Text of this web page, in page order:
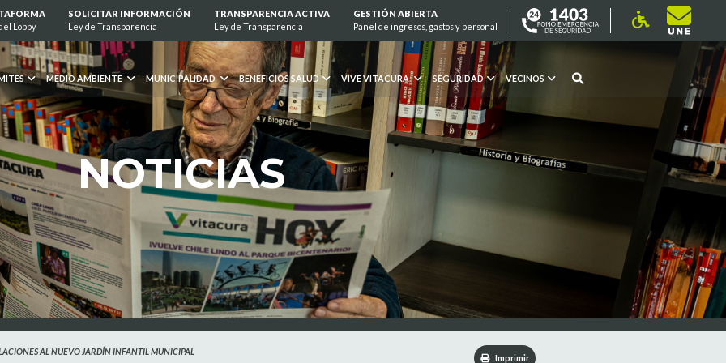
Lobby
SOLICITAR INFORMACIÓN
Ley de Transparencia
TRANSPARENCIA ACTIVA
Ley de Transparencia
GESTIÓN ABIERTA
Panel de ingresos, gastos y personal
MEDIO AMBIENTE MUNICIPALIDAD BENEFICIOS SALUD VIVE VITACURA SEGURIDAD VECINOS
NOTICIAS
AL NUEVO JARDÍN INFANTIL MUNICIPAL
Imprimir